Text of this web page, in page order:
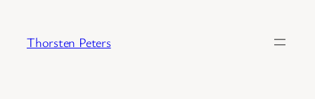
springen
Thorsten Peters